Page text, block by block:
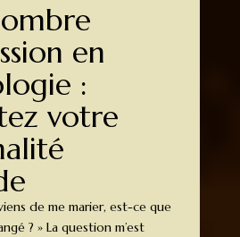
en
:
votre
de me marier, est-ce que
? » La question m’est